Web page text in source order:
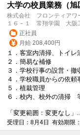
大学の校員業務（旭
株式会社 フロンティアワ
１６－１ 常翔学園 大阪
正社員
月給 208,400円
１．客室内清掃、トイレ
２．簡易な補修
３．学校行事の設営・撤
４．学校職員からの依頼
５．植栽管理
６．校内、校外の清掃
「変更範囲：変更なし
受理日：8月4日 有効期限